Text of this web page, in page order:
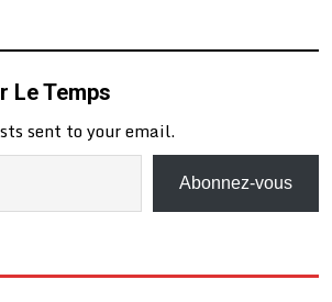
Le Temps
sent to your email.
Abonnez-vous